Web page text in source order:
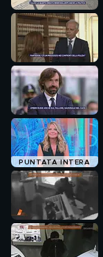
PUNTATA INTERA